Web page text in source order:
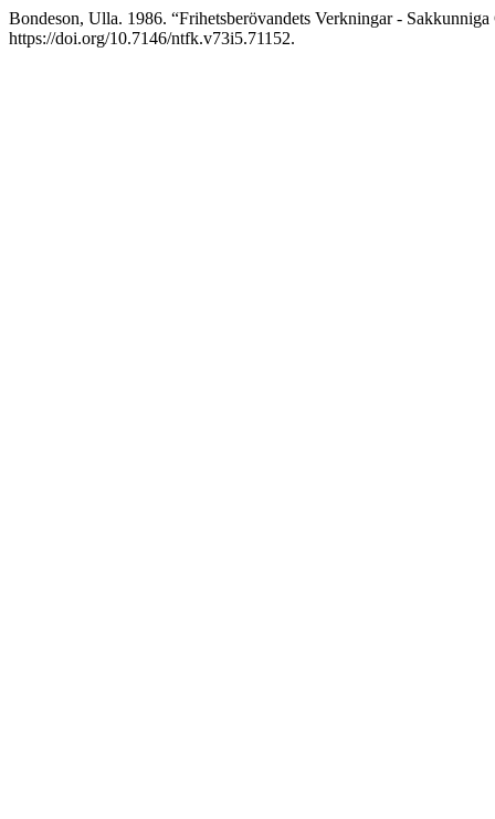
Bondeson, Ulla. 1986. “Frihetsberövandets Verkningar -
https://doi.org/10.7146/ntfk.v73i5.71152.